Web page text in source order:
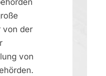
von der
von